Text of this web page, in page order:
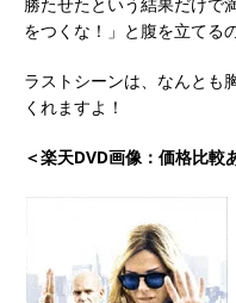
をつくな！」と腹を立てる
ラストシーンは、なんとも
くれますよ！
＜楽天DVD画像：価格比較